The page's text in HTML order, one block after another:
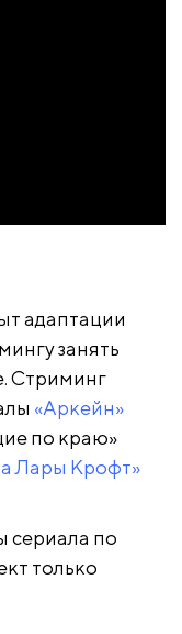
адаптации
занять
Стриминг
«Аркейн»
по краю»
Лары Крофт»
сериала по
только